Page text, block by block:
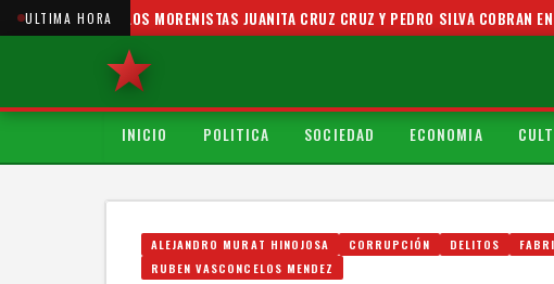
ULTIMA HORA
DE LOS MORENISTAS JUANITA CRUZ CRUZ Y PEDRO SILVA COBRAN EN INSTITUTO
INICIO POLITICA SOCIEDAD ECONOMIA
ALEJANDRO MURAT HINOJOSA CORRUPCIÓN DELITOS
RUBEN VASCONCELOS MENDEZ